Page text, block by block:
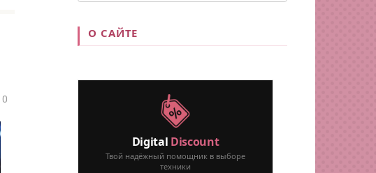
0
О САЙТЕ
Digital Discount
Твой надёжный помощник в выборе
техники